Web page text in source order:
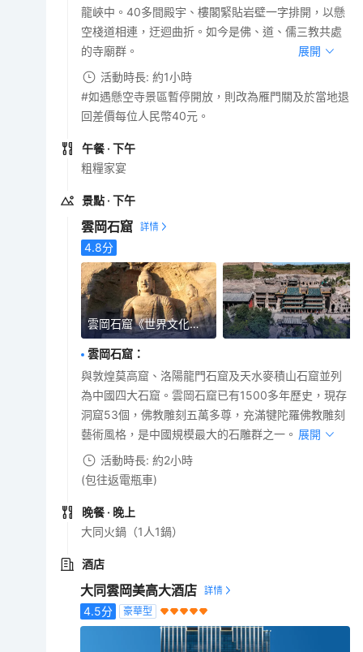
龍峽中。40多間殿宇、樓閣緊貼岩壁一字排開，以懸
空棧道相連，迂迴曲折。如今是佛、道、儒三教共處
的寺廟群。
展開
活動時長: 約1小時
#如遇懸空寺景區暫停開放，則改為雁門關及於當地退
回差價每位人民幣40元。
午餐 · 下午
粗糧家宴
景點 · 下午
雲岡石窟
4.8分
雲岡石窟《世界文化遺產》
雲岡石窟 ：
與敦煌莫高窟、洛陽龍門石窟及天水麥積山石窟並列
為中國四大石窟。雲岡石窟已有1500多年歷史，現存
洞窟53個，佛教雕刻五萬多尊，充滿犍陀羅佛教雕刻
藝術風格，是中國規模最大的石雕群之一。 展開
活動時長: 約2小時
(包往返電瓶車)
晚餐 · 晚上
大同火鍋（1人1鍋）
酒店
大同雲岡美高大酒店
4.5分 豪華型